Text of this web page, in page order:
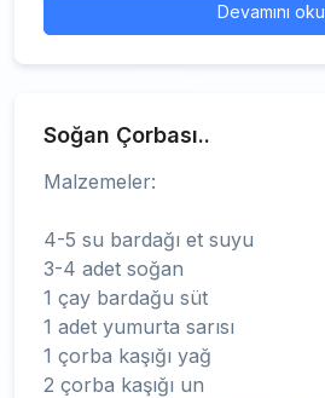
Devamını oku
Soğan Çorbası..
Malzemeler:
4-5 su bardağı et suyu
3-4 adet soğan
1 çay bardağu süt
1 adet yumurta sarısı
1 çorba kaşığı yağ
2 çorba kaşığı un